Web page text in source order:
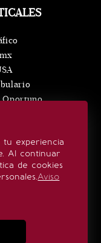
tu experiencia
Al continuar
de cookies
Aviso
Oportuno